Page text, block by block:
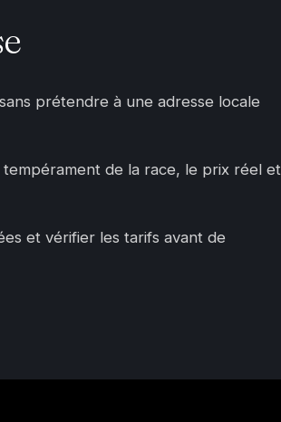
prétendre à une adresse locale
de la race, le prix réel et
et vérifier les tarifs avant de